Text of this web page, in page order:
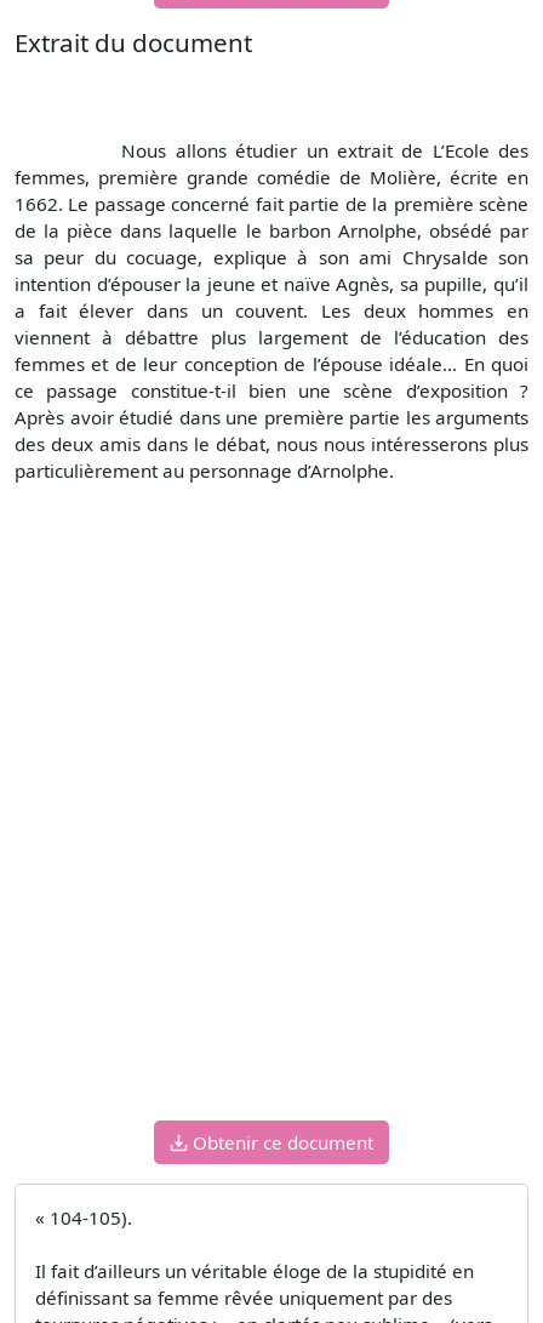
Extrait du document
Nous allons étudier un extrait de L’Ecole des
femmes, première grande comédie de Molière, écrite en
1662. Le passage concerné fait partie de la première scène
de la pièce dans laquelle le barbon Arnolphe, obsédé par
sa peur du cocuage, explique à son ami Chrysalde son
intention d’épouser la jeune et naïve Agnès, sa pupille, qu’il
a fait élever dans un couvent. Les deux hommes en
viennent à débattre plus largement de l’éducation des
femmes et de leur conception de l’épouse idéale… En quoi
ce passage constitue-t-il bien une scène d’exposition ?
Après avoir étudié dans une première partie les arguments
des deux amis dans le débat, nous nous intéresserons plus
particulièrement au personnage d’Arnolphe.
Obtenir ce document
« 104-105).
Il fait d’ailleurs un véritable éloge de la stupidité en
définissant sa femme rêvée uniquement par des